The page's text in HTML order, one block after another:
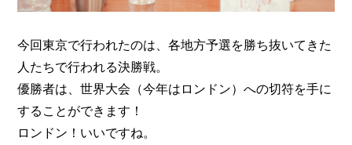
今回東京で行われたのは、各地方予選を勝ち抜いてきた
人たちで行われる決勝戦。
優勝者は、世界大会（今年はロンドン）への切符を手に
することができます！
ロンドン！いいですね。